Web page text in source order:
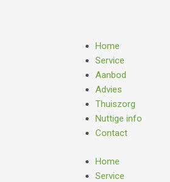
Home
Service
Aanbod
Advies
Thuiszorg
Nuttige info
Contact
Home
Service